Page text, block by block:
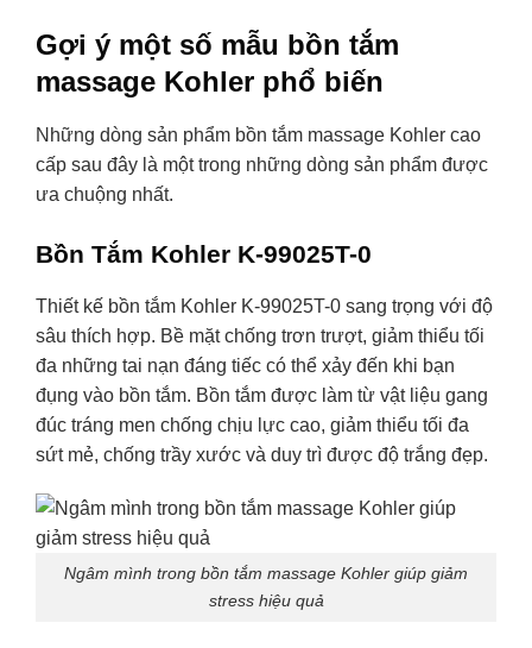
Gợi ý một số mẫu bồn tắm
massage Kohler phổ biến
Những dòng sản phẩm bồn tắm massage Kohler cao
cấp sau đây là một trong những dòng sản phẩm được
ưa chuộng nhất.
Bồn Tắm Kohler K-99025T-0
Thiết kế bồn tắm Kohler K-99025T-0 sang trọng với độ
sâu thích hợp. Bề mặt chống trơn trượt, giảm thiểu tối
đa những tai nạn đáng tiếc có thể xảy đến khi bạn
đụng vào bồn tắm. Bồn tắm được làm từ vật liệu gang
đúc tráng men chống chịu lực cao, giảm thiểu tối đa
sứt mẻ, chống trầy xước và duy trì được độ trắng đẹp.
Ngâm mình trong bồn tắm massage Kohler giúp giảm
stress hiệu quả